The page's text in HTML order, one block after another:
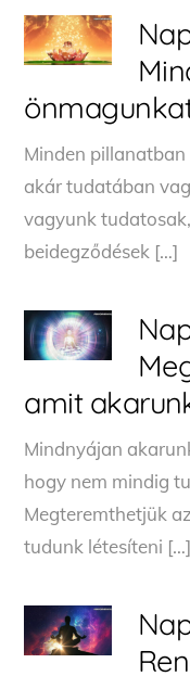
Minden
akár tudatában
vagyunk
beidegződések […]
amit
Mindnyájan
hogy nem mindig
Megteremthetjük
tudunk létesíteni […]